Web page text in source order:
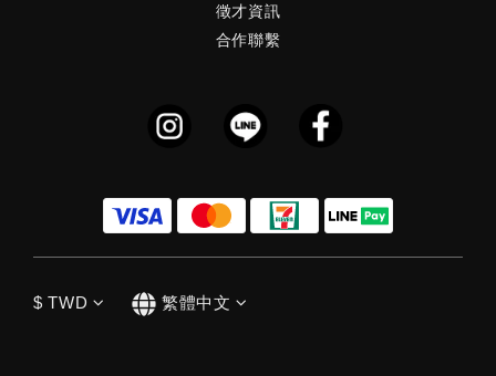
徵才資訊
合作聯繫
$ TWD 繁體中文